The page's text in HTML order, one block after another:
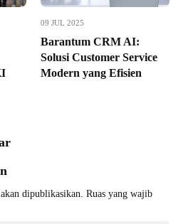
09 JUL 2025
Barantum CRM AI:
Solusi Customer Service
Modern yang Efisien
dipublikasikan. Ruas yang wajib